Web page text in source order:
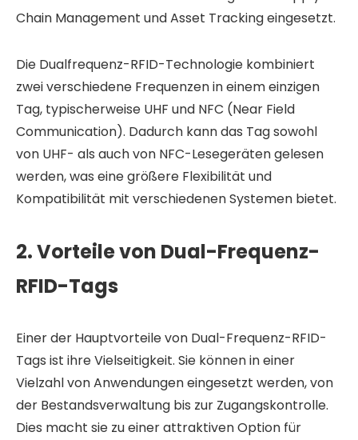
Chain Management und Asset Tracking eingesetzt.
Die Dualfrequenz-RFID-Technologie kombiniert
zwei verschiedene Frequenzen in einem einzigen
Tag, typischerweise UHF und NFC (Near Field
Communication). Dadurch kann das Tag sowohl
von UHF- als auch von NFC-Lesegeräten gelesen
werden, was eine größere Flexibilität und
Kompatibilität mit verschiedenen Systemen bietet.
2. Vorteile von Dual-Frequenz-
RFID-Tags
Einer der Hauptvorteile von Dual-Frequenz-RFID-
Tags ist ihre Vielseitigkeit. Sie können in einer
Vielzahl von Anwendungen eingesetzt werden, von
der Bestandsverwaltung bis zur Zugangskontrolle.
Dies macht sie zu einer attraktiven Option für